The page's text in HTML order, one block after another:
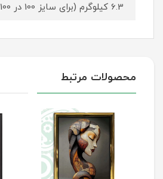
6.3 کیلوگرم (برای سایز 100 در 100)
محصولات مرتبط